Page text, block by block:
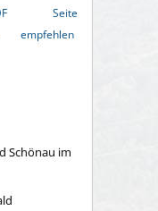
Seite
empfehlen
Schönau im